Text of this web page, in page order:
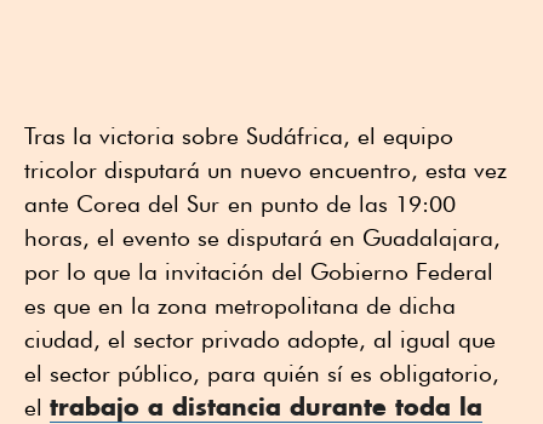
Tras la victoria sobre Sudáfrica, el equipo
tricolor disputará un nuevo encuentro, esta vez
ante Corea del Sur en punto de las 19:00
horas, el evento se disputará en Guadalajara,
por lo que la invitación del Gobierno Federal
es que en la zona metropolitana de dicha
ciudad, el sector privado adopte, al igual que
el sector público, para quién sí es obligatorio,
el trabajo a distancia durante toda la